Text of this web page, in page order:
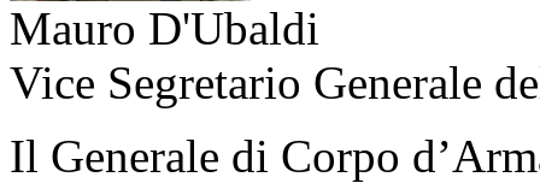
Mauro D'Ubaldi
Vice Segretario Generale
Il Generale di Corpo